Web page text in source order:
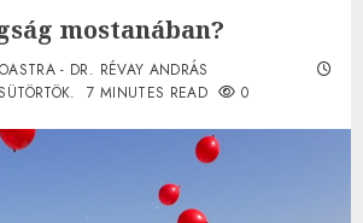
mostanában?
- DR. RÉVAY ANDRÁS
7 MINUTES READ 0